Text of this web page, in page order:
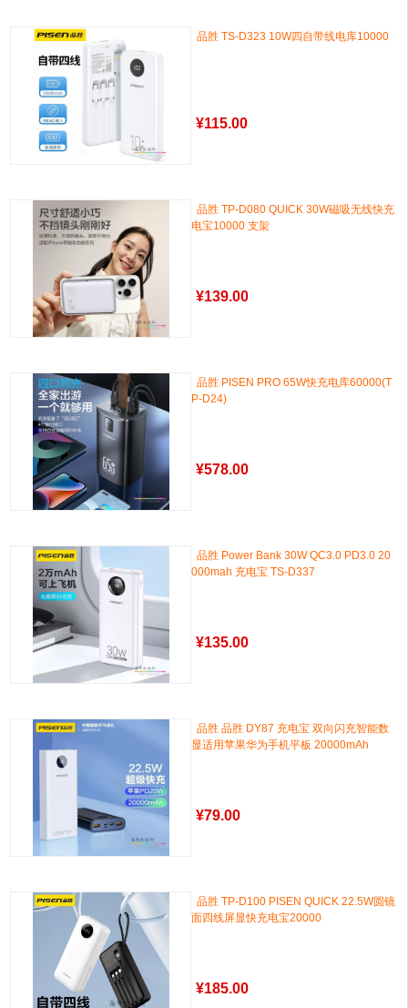
品胜 TS-D323 10W四自带线电库10000
¥115.00
品胜 TP-D080 QUICK 30W磁吸无线快充
电宝10000 支架
¥139.00
品胜 PISEN PRO 65W快充电库60000(T
P-D24)
¥578.00
品胜 Power Bank 30W QC3.0 PD3.0 20
000mah 充电宝 TS-D337
¥135.00
品胜 品胜 DY87 充电宝 双向闪充智能数
显适用苹果华为手机平板 20000mAh
¥79.00
品胜 TP-D100 PISEN QUICK 22.5W圆镜
面四线屏显快充电宝20000
¥185.00